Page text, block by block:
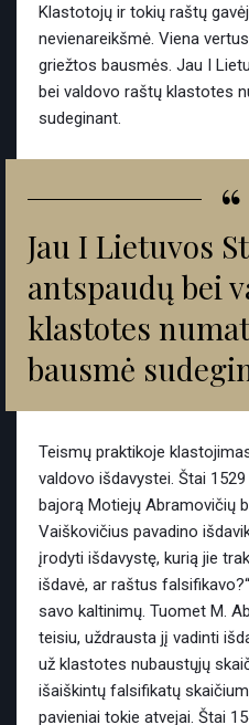
Klastotojų ir tokių raštų
nevienareikšmė. Viena
griežtos bausmės. Jau I
bei valdovo raštų klastotes
sudeginant.
“
Jau I Lietuvos
antspaudų bei
klastotes
bausmė
Teismų praktikoje
valdovo išdavystei. Štai
bajorą Motiejų Abramovičių
Vaiškovičius pavadino
įrodyti išdavystę, kurią jie
išdavė, ar raštus
savo kaltinimų. Tuomet M.
teisiu, uždrausta jį vadinti
už klastotes nubaustųjų
išaiškintų falsifikatų
pavieniai tokie atvejai. Štai